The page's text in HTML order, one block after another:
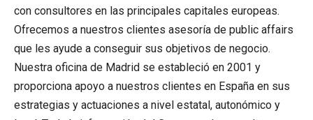
con consultores en las principales capitales europeas.
Ofrecemos a nuestros clientes asesoría de public affairs
que les ayude a conseguir sus objetivos de negocio.
Nuestra oficina de Madrid se estableció en 2001 y
proporciona apoyo a nuestros clientes en España en sus
estrategias y actuaciones a nivel estatal, autonómico y